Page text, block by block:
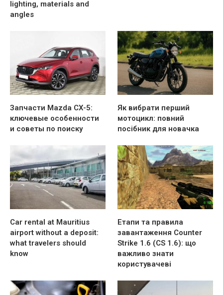
lighting, materials and
angles
Запчасти Mazda CX-5:
ключевые особенности
и советы по поиску
Як вибрати перший
мотоцикл: повний
посібник для новачка
Car rental at Mauritius
airport without a deposit:
what travelers should
know
Етапи та правила
завантаження Counter
Strike 1.6 (CS 1.6): що
важливо знати
користувачеві